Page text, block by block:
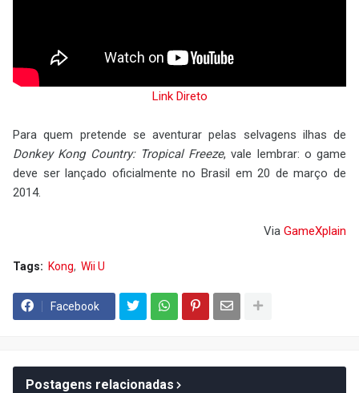
Link Direto
Para quem pretende se aventurar pelas selvagens ilhas de
Donkey Kong Country: Tropical Freeze, vale lembrar: o game
deve ser lançado oficialmente no Brasil em 20 de março de
2014.
Via GameXplain
Tags: Kong Wii U
Facebook
Postagens relacionadas